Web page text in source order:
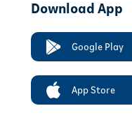
Download App
Google Play
App Store